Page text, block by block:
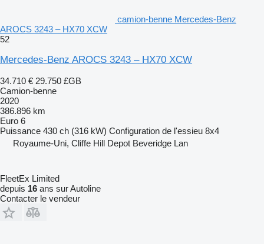
camion-benne Mercedes-Benz
AROCS 3243 – HX70 XCW
52
Mercedes-Benz AROCS 3243 – HX70 XCW
34.710 € 29.750 £GB
Camion-benne
2020
386.896 km
Euro 6
Puissance 430 ch (316 kW) Configuration de l'essieu 8x4
Royaume-Uni, Cliffe Hill Depot Beveridge Lan
FleetEx Limited
depuis 16 ans sur Autoline
Contacter le vendeur